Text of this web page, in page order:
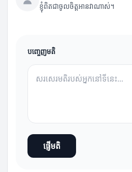
ខ្ញុំពិតជាចូលចិត្តអានវាណាស់។
បញ្ចេញមតិ
ផ្ញើមតិ